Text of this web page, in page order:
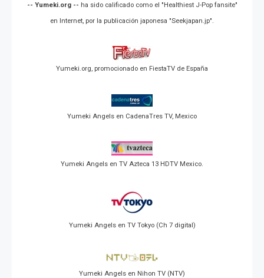
-- Yumeki.org -- ha sido calificado como el "Healthiest J-Pop fansite"
en Internet, por la publicación japonesa "Seekjapan.jp".
Yumeki.org, promocionado en FiestaTV de España
Yumeki Angels en CadenaTres TV, Mexico
Yumeki Angels en TV Azteca 13 HDTV Mexico.
Yumeki Angels en TV Tokyo (Ch 7 digital)
Yumeki Angels en Nihon TV (NTV)